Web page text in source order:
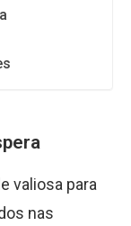
valiosa para
nas